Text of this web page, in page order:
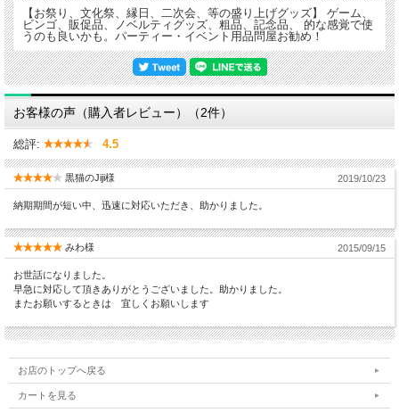
が必要です。
また、ご使用の前に梱包された中から抜き打ちで幾つかご担当者が試しにあけて確
かめてみる等
の確認も必要です。なお、多くのメーカーが同じデザイン、同じ大きさで三角くじ
を製造しております。
大きなイベント会場や、継続的なイベント等で、他の三角くじが紛れ込む可能性も
ございますので、
十分ご注意下さい。
これらをご理解頂いて、この完成品をどうしても使いたい方のみ、ご注文下さい。
【お祭り、文化祭、縁日、二次会、等の盛り上げグッズ】 ゲーム、
ビンゴ、販促品、ノベルティグッズ、粗品、記念品、 的な感覚で使
うのも良いかも。パーティー・イベント用品問屋お勧め！
お客様の声（購入者レビュー）（2件）
総評: 4.5
黒猫のJiji様 2019/10/23
納期期間が短い中、迅速に対応いただき、助かりました。
みわ様 2015/09/15
お世話になりました。
早急に対応して頂きありがとうございました。助かりました。
またお願いするときは 宜しくお願いします
お店のトップへ戻る
カートを見る